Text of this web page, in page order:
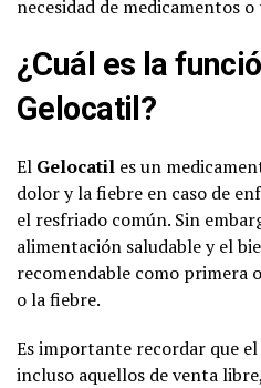
necesidad de medicamentos
¿Cuál es la
Gelocatil?
El Gelocatil es un
dolor y la fiebre en caso de
el resfriado común. Sin
alimentación saludable y el
recomendable como primera
o la fiebre.
Es importante recordar que el
incluso aquellos de venta